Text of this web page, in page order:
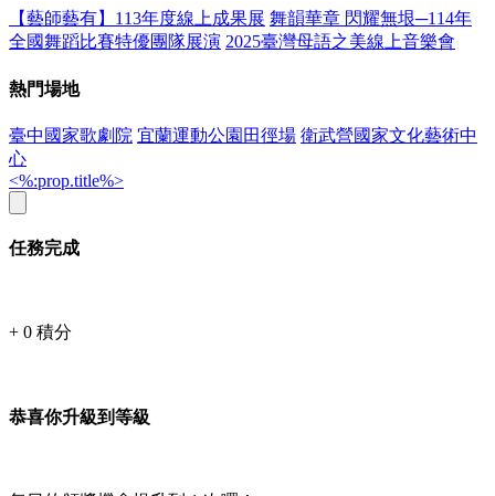
【藝師藝有】113年度線上成果展 舞韻華章 閃耀無垠─114年
全國舞蹈比賽特優團隊展演 2025臺灣母語之美線上音樂會
熱門場地
臺中國家歌劇院 宜蘭運動公園田徑場 衛武營國家文化藝術中
心
<%:prop.title%>
任務完成
+ 0 積分
恭喜你升級到等級